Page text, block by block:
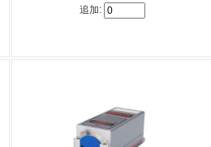
追加: